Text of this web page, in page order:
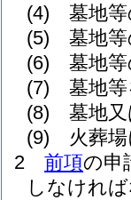
(4)
墓地
(5)
墓地
(6)
墓地
(7)
墓地
(8)
墓地
(9)
火葬
2
前項の申
しなけれ